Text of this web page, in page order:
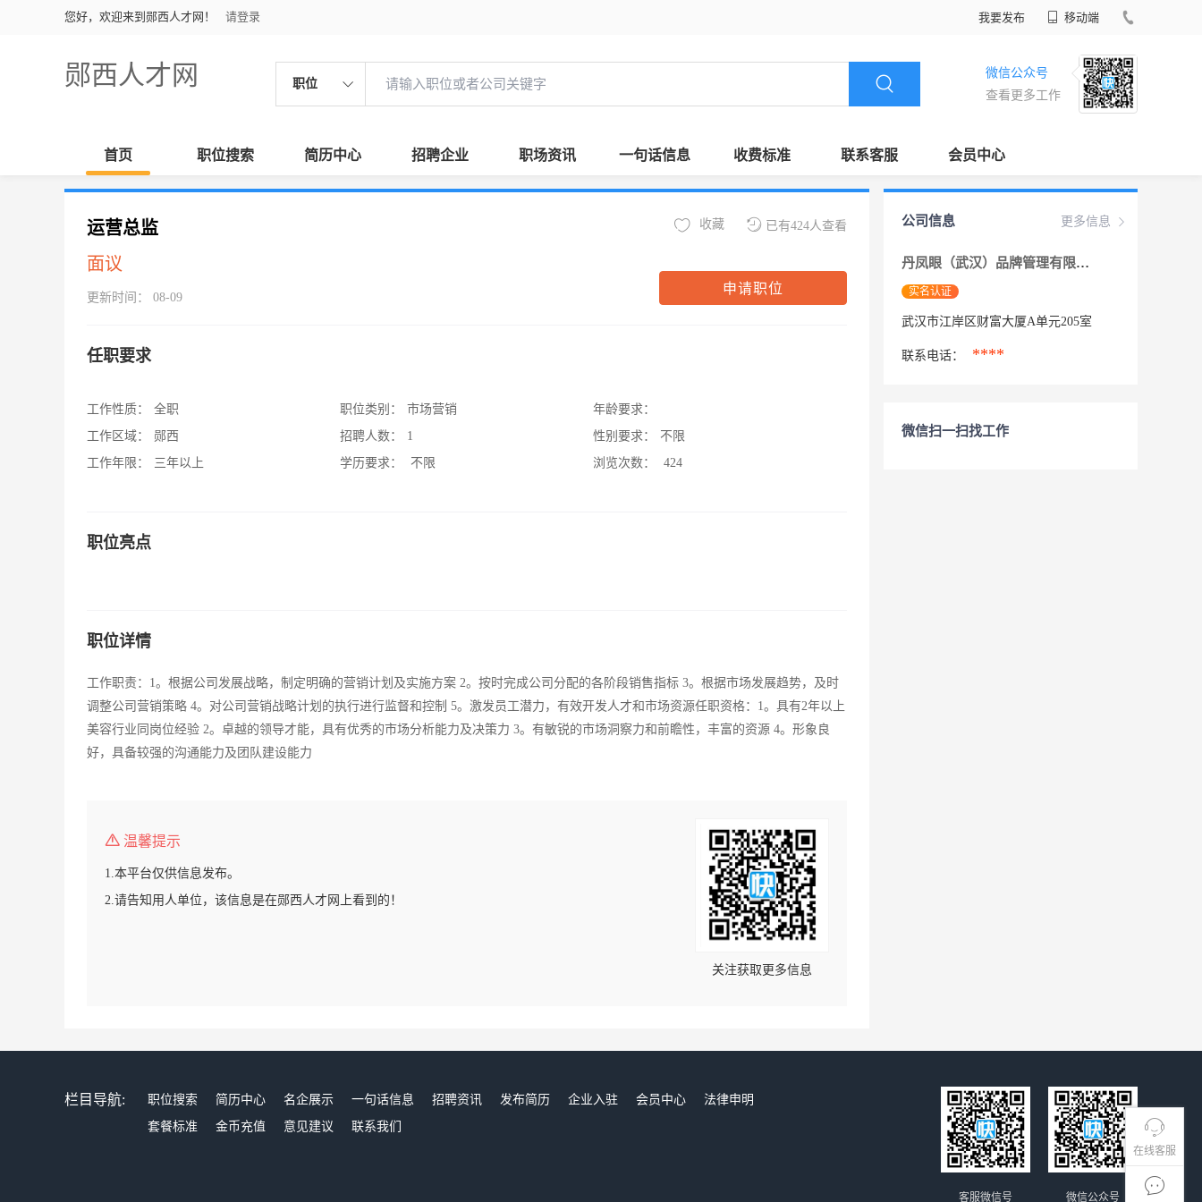
您好，欢迎来到郧西人才网！ 请登录 我要发布 移动端
郧西人才网 职位
微信公众号
查看更多工作
首页 职位搜索 简历中心 招聘企业 职场资讯 一句话信息 收费标准 联系客服 会员中心
在线客服
运营总监
面议
更新时间： 08-09
已有424人查看
收藏
申请职位
任职要求
工作性质：
全职
工作区域：
郧西
工作年限：
三年以上
职位类别：
市场营销
招聘人数：
1
学历要求：
不限
年龄要求：
性别要求：
不限
浏览次数：
424
职位亮点
职位详情
工作职责：1。根据公司发展战略，制定明确的营销计划及实施方案 2。按时完成公司分配的各阶段销售指标 3。根据市场发展趋势，及时
调整公司营销策略 4。对公司营销战略计划的执行进行监督和控制 5。激发员工潜力，有效开发人才和市场资源任职资格：1。具有2年以上
美容行业同岗位经验 2。卓越的领导才能，具有优秀的市场分析能力及决策力 3。有敏锐的市场洞察力和前瞻性，丰富的资源 4。形象良
好，具备较强的沟通能力及团队建设能力
温馨提示
1.本平台仅供信息发布。
2.请告知用人单位，该信息是在郧西人才网上看到的！
关注获取更多信息
更多信息
公司信息
丹凤眼（武汉）品牌管理有限责任公司
实名认证
武汉市江岸区财富大厦A单元205室
联系电话： ****
微信扫一扫找工作
栏目导航: 职位搜索 简历中心 名企展示 一句话信息 招聘资讯 发布简历 企业入驻 会员中心
法律申明
套餐标准
金币充值 意见建议 联系我们
微信公众号
客服微信号